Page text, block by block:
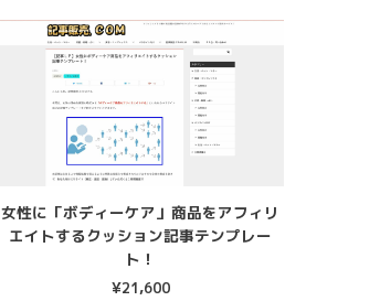
女性に「ボディーケア」商品をアフィリ
エイトするクッション記事テンプレー
ト！
¥21,600